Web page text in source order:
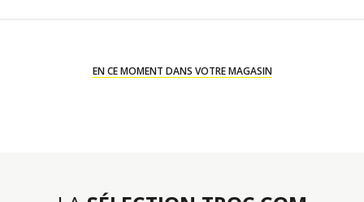
EN CE MOMENT DANS VOTRE MAGASIN